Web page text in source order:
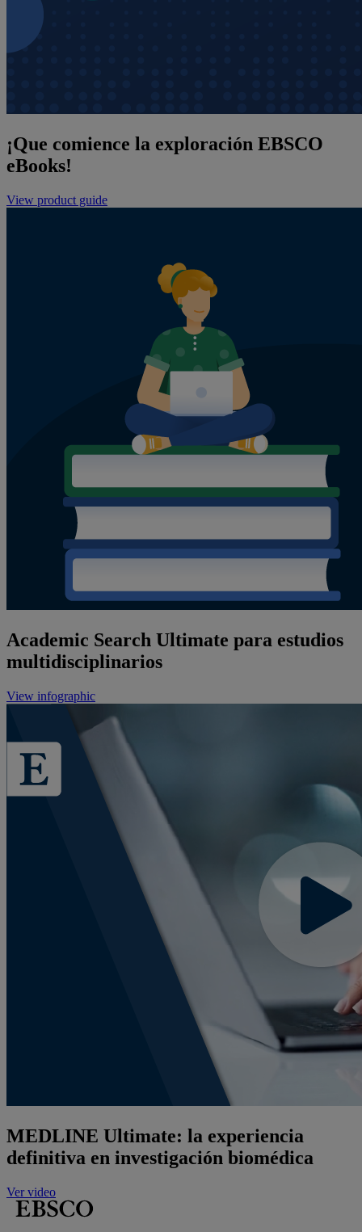
¡Que comience la exploración EBSCO
eBooks!
View product guide
Academic Search Ultimate para estudios
multidisciplinarios
View infographic
MEDLINE Ultimate: la experiencia
definitiva en investigación biomédica
Ver video